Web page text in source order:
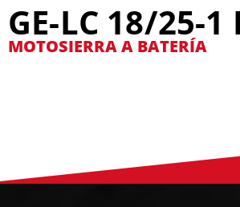
GE-LC 18/25-
MOTOSIERRA A BATERÍA